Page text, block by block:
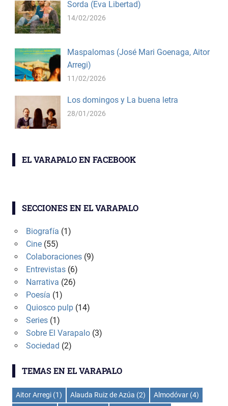
Sorda (Eva Libertad)
14/02/2026
Maspalomas (José Mari Goenaga, Aitor
Arregi)
11/02/2026
Los domingos y La buena letra
28/01/2026
EL VARAPALO EN FACEBOOK
SECCIONES EN EL VARAPALO
Biografía (1)
Cine(55)
Colaboraciones(9)
Entrevistas(6)
Narrativa (26)
Poesía (1)
Quiosco pulp(14)
Series(1)
Sobre El Varapalo(3)
Sociedad (2)
TEMAS EN EL VARAPALO
Aitor Arregi (1) Alauda Ruiz de Azúa (2) Almodóvar (4)